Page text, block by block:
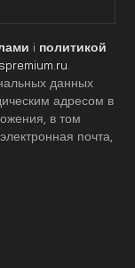
i политикой
данных
адресом в
в том
почта,